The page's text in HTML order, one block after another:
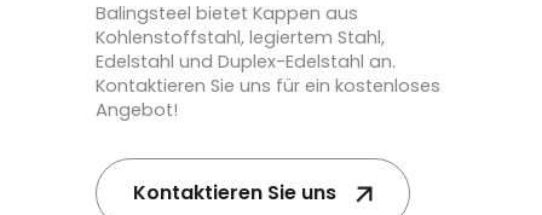
Balingsteel bietet Kappen aus
Kohlenstoffstahl, legiertem Stahl,
Edelstahl und Duplex-Edelstahl an.
Kontaktieren Sie uns für ein kostenloses
Angebot!
Kontaktieren Sie uns